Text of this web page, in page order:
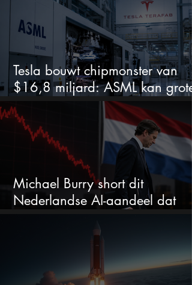
Tesla bouwt chipmonster van
$16,8 miljard: ASML kan grote
winnaar worden
Michael Burry short dit
Nederlandse AI-aandeel dat